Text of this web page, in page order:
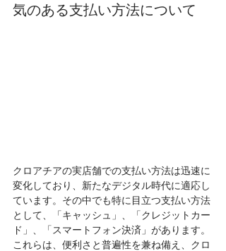
気のある支払い方法について
クロアチアの実店舗での支払い方法は迅速に
変化しており、新たなデジタル時代に適応し
ています。その中でも特に目立つ支払い方法
として、「キャッシュ」、「クレジットカー
ド」、「スマートフォン決済」があります。
これらは、便利さと普遍性を兼ね備え、クロ